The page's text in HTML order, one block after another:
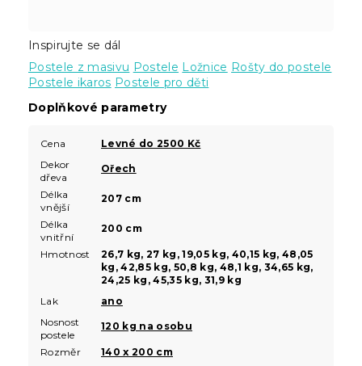
Inspirujte se dál
Postele z masivu Postele Ložnice Rošty do postele
Postele ikaros Postele pro děti
Doplňkové parametry
Cena
Levné do 2500 Kč
Dekor
dřeva
Ořech
Délka
vnější
207 cm
Délka
vnitřní
200 cm
Hmotnost
26,7 kg, 27 kg, 19,05 kg, 40,15 kg, 48,05
kg, 42,85 kg, 50,8 kg, 48,1 kg, 34,65 kg,
24,25 kg, 45,35 kg, 31,9 kg
Lak
ano
Nosnost
postele
120 kg na osobu
Rozměr
140 x 200 cm